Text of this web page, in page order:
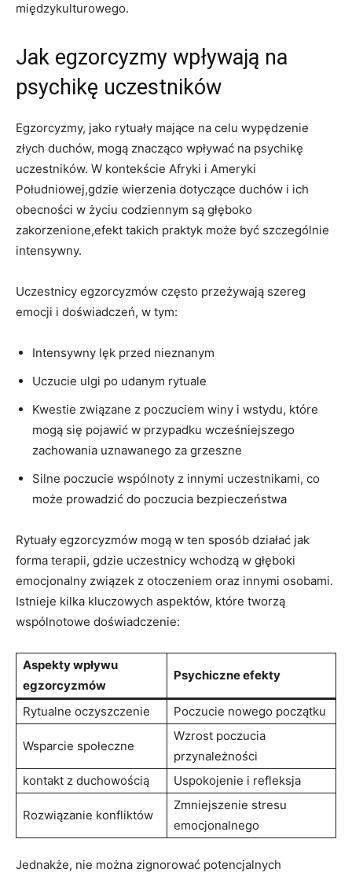
międzykulturowego.
Jak egzorcyzmy wpływają na
psychikę uczestników
Egzorcyzmy, ⁢jako rytuały mające na celu ‌wypędzenie
złych duchów, mogą znacząco wpływać na psychikę
uczestników. W kontekście​ Afryki i Ameryki
Południowej,gdzie wierzenia dotyczące duchów i ich
obecności w życiu codziennym są głęboko
zakorzenione,efekt takich praktyk może być szczególnie
intensywny.
Uczestnicy egzorcyzmów często przeżywają szereg
emocji i doświadczeń, w tym:
Intensywny ⁤lęk przed nieznanym
Uczucie ulgi po udanym rytuale
Kwestie związane z poczuciem winy i wstydu, które
mogą się pojawić w przypadku wcześniejszego
zachowania uznawanego za grzeszne
Silne poczucie wspólnoty z innymi uczestnikami, co
może prowadzić do poczucia bezpieczeństwa
Rytuały egzorcyzmów mogą w ten sposób działać jak
forma terapii, gdzie uczestnicy wchodzą w głęboki
emocjonalny związek z otoczeniem oraz innymi osobami.
Istnieje kilka kluczowych ‍aspektów, które tworzą
wspólnotowe doświadczenie:
Aspekty wpływu
⁣egzorcyzmów
Psychiczne efekty
Rytualne ‍oczyszczenie Poczucie nowego początku
Wsparcie społeczne
Wzrost poczucia⁤
przynależności
kontakt z duchowością
Uspokojenie i refleksja
Rozwiązanie ‍konfliktów
Zmniejszenie stresu
⁤emocjonalnego
Jednakże, nie można zignorować potencjalnych